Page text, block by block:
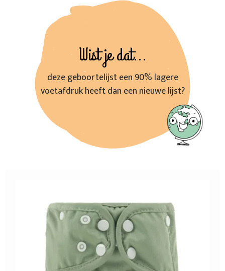
Wist je dat...
deze geboortelijst een 90% lagere
voetafdruk heeft dan een nieuwe lijst?